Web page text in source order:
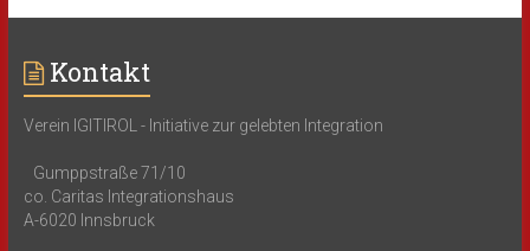
Kontakt
Verein IGITIROL - Initiative zur gelebten Integration
Gumppstraße 71/10
co. Caritas Integrationshaus
A-6020 Innsbruck